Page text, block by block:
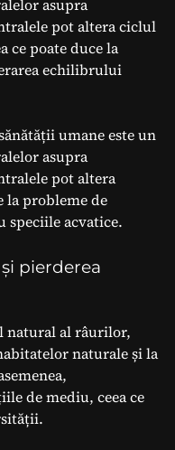
asupra
pot altera ciclul
ce poate duce la
echilibrului
umane este un
asupra
pot altera
la probleme de
speciile acvatice.
pierderea
natural al râurilor,
naturale și la
de mediu, ceea ce